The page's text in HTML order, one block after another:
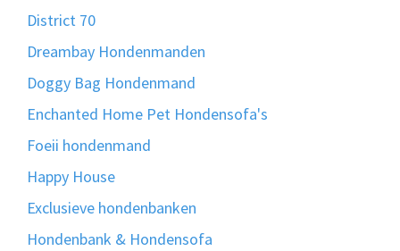
District 70
Dreambay Hondenmanden
Doggy Bag Hondenmand
Enchanted Home Pet Hondensofa's
Foeii hondenmand
Happy House
Exclusieve hondenbanken
Hondenbank & Hondensofa